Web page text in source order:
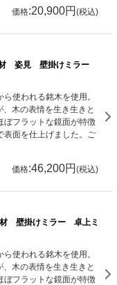
価格:20,900円 (税込)
姿見 壁掛けミラー
使われる銘木を使用。
木の表情を生き生きと
ぼフラットな鏡面が特徴
表面を仕上げました。ご
価格:46,200円 (税込)
壁掛けミラー 卓上ミ
使われる銘木を使用。
木の表情を生き生きと
ぼフラットな鏡面が特徴